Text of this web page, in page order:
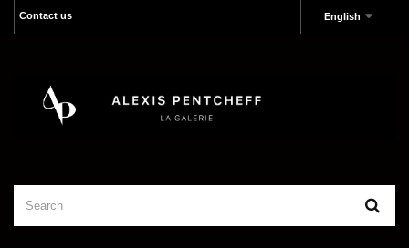
English
Contact us